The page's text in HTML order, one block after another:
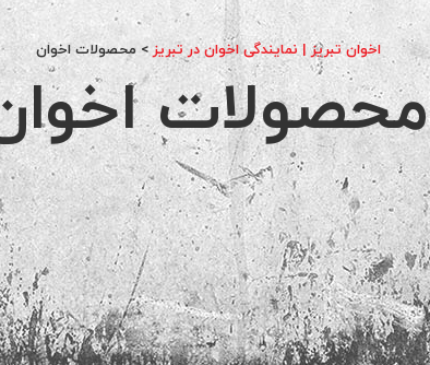
اخوان تبریز | نمایندگی اخوان در تبریز>محصولات اخوان
محصولات